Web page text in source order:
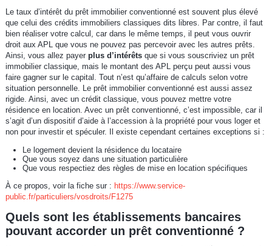
Le taux d’intérêt du prêt immobilier conventionné est souvent plus élevé
que celui des crédits immobiliers classiques dits libres. Par contre, il faut
bien réaliser votre calcul, car dans le même temps, il peut vous ouvrir
droit aux APL que vous ne pouvez pas percevoir avec les autres prêts.
Ainsi, vous allez payer plus d’intérêtsque si vous souscriviez un prêt
immobilier classique, mais le montant des APL perçu peut aussi vous
faire gagner sur le capital. Tout n’est qu’affaire de calculs selon votre
situation personnelle. Le prêt immobilier conventionné est aussi assez
rigide. Ainsi, avec un crédit classique, vous pouvez mettre votre
résidence en location. Avec un prêt conventionné, c’est impossible, car il
s’agit d’un dispositif d’aide à l’accession à la propriété pour vous loger et
non pour investir et spéculer. Il existe cependant certaines exceptions si :
Le logement devient la résidence du locataire
Que vous soyez dans une situation particulière
Que vous respectiez des règles de mise en location spécifiques
À ce propos, voir la fiche sur : https://www.service-
public.fr/particuliers/vosdroits/F1275
Quels sont les établissements bancaires
pouvant accorder un prêt conventionné ?